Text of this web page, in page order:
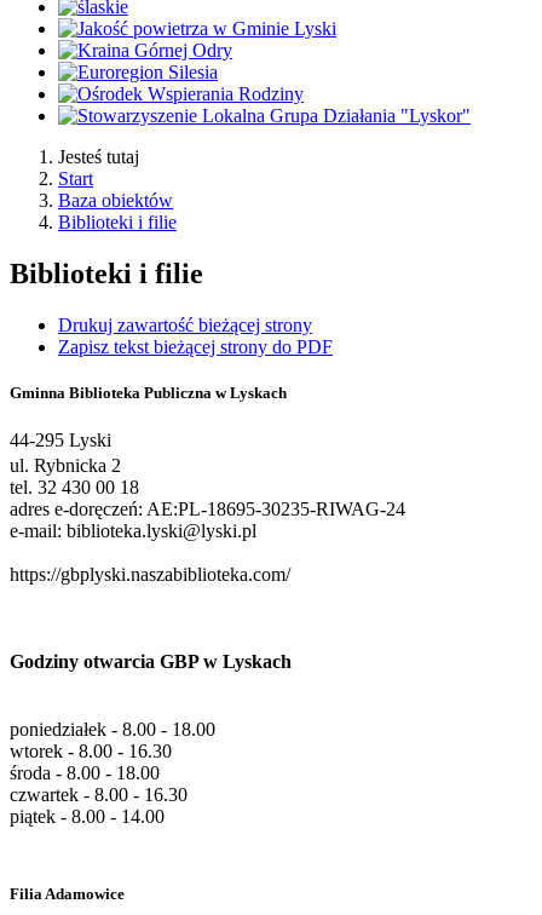
Jesteś tutaj
Start
Baza obiektów
Biblioteki i filie
Biblioteki i filie
Drukuj zawartość bieżącej strony
Zapisz tekst bieżącej strony do PDF
Gminna Biblioteka Publiczna w Lyskach
44-295 Lyski
ul. Rybnicka 2
tel. 32 430 00 18
adres e-doręczeń: AE:PL-18695-30235-RIWAG-24
e-mail: biblioteka.lyski@lyski.pl
https://gbplyski.naszabiblioteka.com/
Godziny otwarcia GBP w Lyskach
poniedziałek - 8.00 - 18.00
wtorek - 8.00 - 16.30
środa - 8.00 - 18.00
czwartek - 8.00 - 16.30
piątek - 8.00 - 14.00
Filia Adamowice